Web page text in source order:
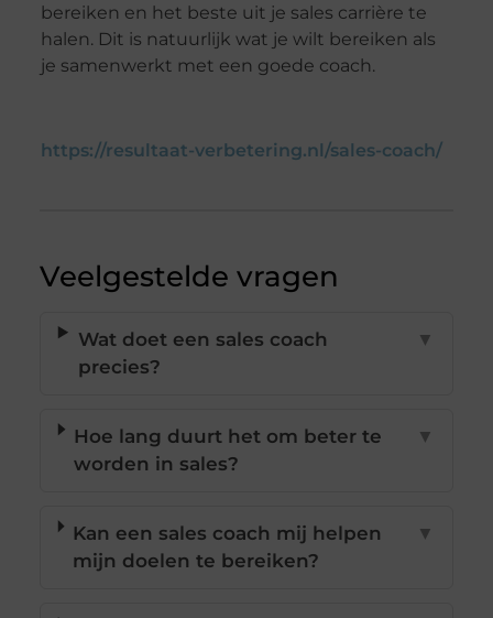
bereiken en het beste uit je sales carrière te
halen. Dit is natuurlijk wat je wilt bereiken als
je samenwerkt met een goede coach.
https://resultaat-verbetering.nl/sales-coach/
Veelgestelde vragen
Wat doet een sales coach
precies?
▼
Hoe lang duurt het om beter te
worden in sales?
▼
Kan een sales coach mij helpen
mijn doelen te bereiken?
▼